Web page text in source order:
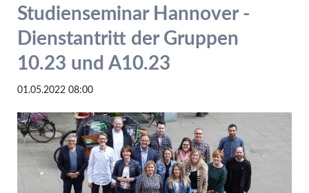
Studienseminar Hannover -
Dienstantritt der Gruppen
10.23 und A10.23
01.05.2022 08:00